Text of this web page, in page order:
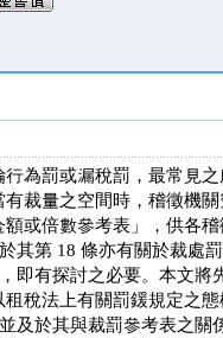
為罰或漏稅罰，最常見之
裁量之空間時，稽徵機關
或倍數參考表」，供各稽
其第 18 條亦有關於裁處
即有探討之必要。本文將
稅法上有關罰鍰規定之態
及於其與裁罰參考表之關